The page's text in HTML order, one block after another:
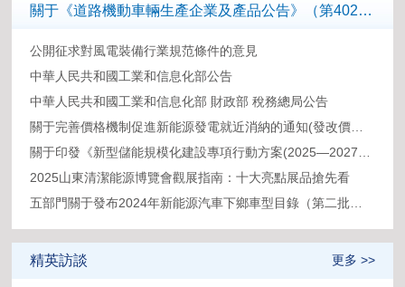
關于《道路機動車輛生產企業及產品公告》（第402批）和《享受車船稅減免優惠的節約能源 使用新能源汽車車型目錄》（第八十一批）擬發布內容的公示
公開征求對風電裝備行業規范條件的意見
中華人民共和國工業和信息化部公告
中華人民共和國工業和信息化部 財政部 稅務總局公告
2025山東清潔能源博覽會觀展指南：十大亮點展品搶先看
精英訪談 更多 >>